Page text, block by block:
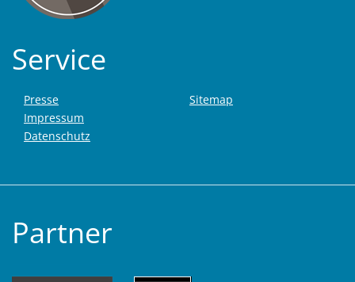
Service
Presse
Impressum
Datenschutz
Sitemap
Partner